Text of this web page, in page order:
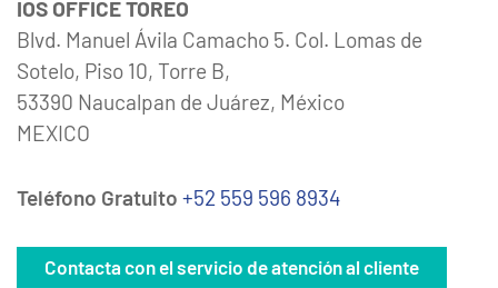
IOS OFFICE TOREO
Blvd. Manuel Ávila Camacho 5. Col. Lomas de
Sotelo, Piso 10, Torre B,
53390 Naucalpan de Juárez, México
MEXICO
Teléfono Gratuito +52 559 596 8934
Contacta con el servicio de atención al cliente